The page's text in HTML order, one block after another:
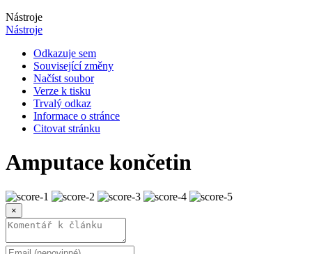
Nástroje
Nástroje
Odkazuje sem
Související změny
Načíst soubor
Verze k tisku
Trvalý odkaz
Informace o stránce
Citovat stránku
Amputace končetin
×